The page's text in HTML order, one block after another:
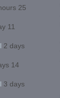
25
11
2 days
14
3 days